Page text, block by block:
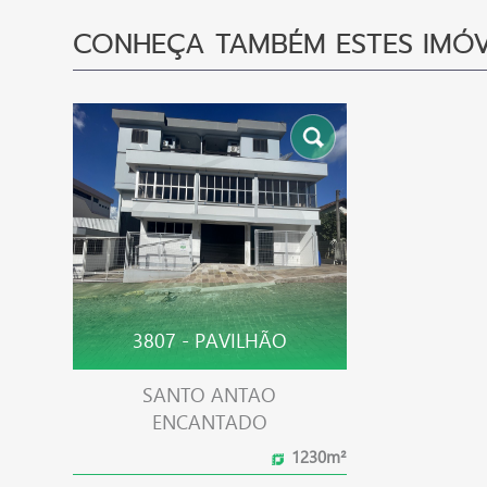
CONHEÇA TAMBÉM ESTES
3807 - PAVILHÃO
SANTO ANTAO
ENCANTADO
1230m²